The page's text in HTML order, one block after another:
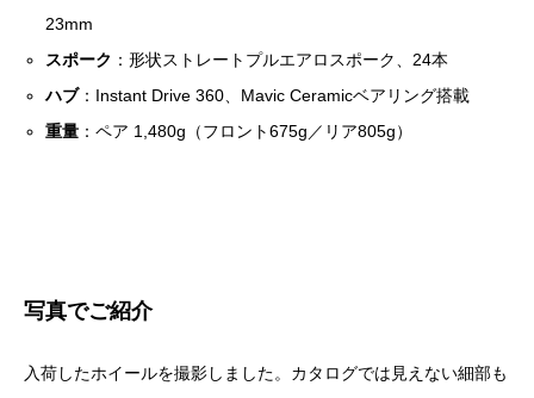
23mm
スポーク ：形状ストレートプルエアロスポーク、24本
ハブ：Instant Drive 360、Mavic Ceramicベアリング搭載
重量 ：ペア 1,480g（フロント675g／リア805g）
写真でご紹介
入荷したホイールを撮影しました。カタログでは見えない細部も